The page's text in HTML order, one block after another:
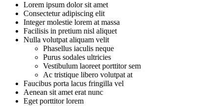
Lorem ipsum dolor sit amet
Consectetur adipiscing elit
Integer molestie lorem at massa
Facilisis in pretium nisl aliquet
Nulla volutpat aliquam velit
Phasellus iaculis neque
Purus sodales ultricies
Vestibulum laoreet porttitor sem
Ac tristique libero volutpat at
Faucibus porta lacus fringilla vel
Aenean sit amet erat nunc
Eget porttitor lorem